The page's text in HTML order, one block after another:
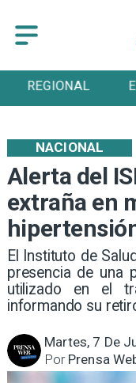
ENTRETENCIÓN
Alerta del
extraña en
El Instituto de
presencia de una
utilizado en el
informando su
NACIONAL
Martes, 7 De
Prensa
Por